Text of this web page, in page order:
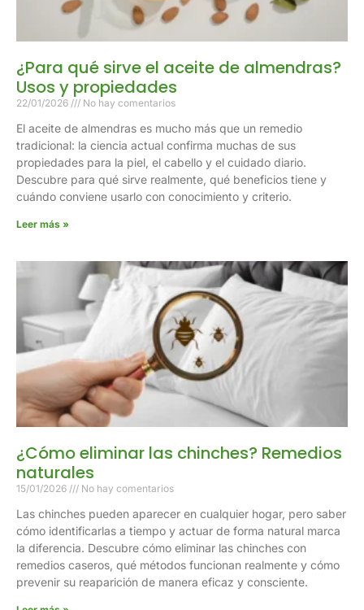
¿Para qué sirve el aceite de almendras?
Usos y propiedades
22/01/2026 No hay comentarios
El aceite de almendras es mucho más que un remedio
tradicional: la ciencia actual confirma muchas de sus
propiedades para la piel, el cabello y el cuidado diario.
Descubre para qué sirve realmente, qué beneficios tiene y
cuándo conviene usarlo con conocimiento y criterio.
Leer más »
¿Cómo eliminar las chinches? Remedios
naturales
15/01/2026 No hay comentarios
Las chinches pueden aparecer en cualquier hogar, pero saber
cómo identificarlas a tiempo y actuar de forma natural marca
la diferencia. Descubre cómo eliminar las chinches con
remedios caseros, qué métodos funcionan realmente y cómo
prevenir su reaparición de manera eficaz y consciente.